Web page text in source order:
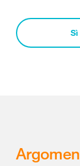
Sì